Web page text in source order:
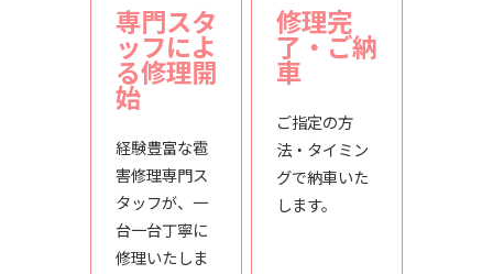
専門スタ
ッフによ
る修理開
始
経験豊富な雹
害修理専門ス
タッフが、一
台一台丁寧に
修理いたしま
修理完
了・ご納
車
ご指定の方
法・タイミン
グで納車いた
します。